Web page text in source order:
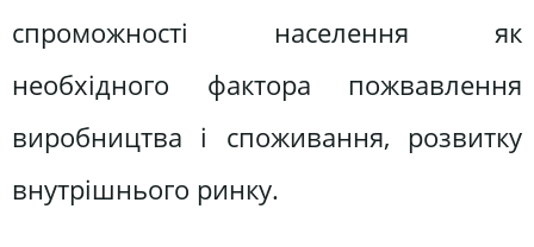
спроможності населення як
необхідного фактора пожвавлення
виробництва і споживання, розвитку
внутрішнього ринку.